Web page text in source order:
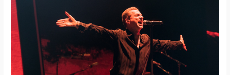
Depeche
Mode
/
Kelly
Lee
Owens